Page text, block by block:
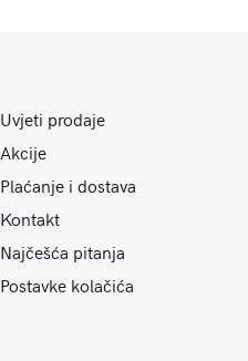
Uvjeti prodaje
Akcije
Plaćanje i dostava
Kontakt
Najčešća pitanja
Postavke kolačića